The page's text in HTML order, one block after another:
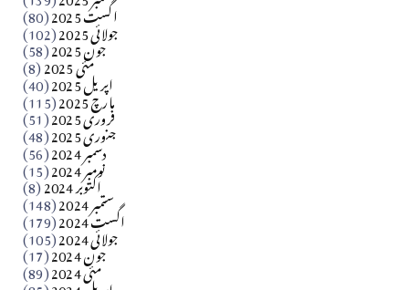
آزاد کشمیر جیسے احتجاج کی ضرورت ہے؟ از،،، ظہیرالدین
اگست 2025 (80) جولائی 2025 (102) جون 2025 (58) مئی 2025 (8) اپریل 2025 (40) مارچ 2025 (115) فروری 2025 (51) جنوری 2025 (48) دسمبر 2024 (56) نومبر 2024 (15) اکتوبر 2024 (8) ستمبر 2024 (148) اگست 2024 (179) جولائی 2024 (105) جون 2024 (17) مئی 2024 (89)